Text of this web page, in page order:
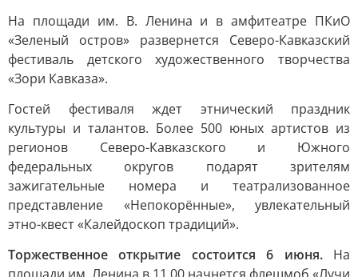
На площади им. В. Ленина и в амфитеатре ПКиО
«Зеленый остров» развернется Северо-Кавказский
фестиваль детского художественного творчества
«Зори Кавказа».
Гостей фестиваля ждет этнический праздник
культуры и талантов. Более 500 юных артистов из
регионов Северо-Кавказского и Южного
федеральных округов подарят зрителям
зажигательные номера и театрализованное
представление «Непокорённые», увлекательный
этно-квест «Калейдоскоп традиций».
Торжественное открытие состоится 6 июня.На